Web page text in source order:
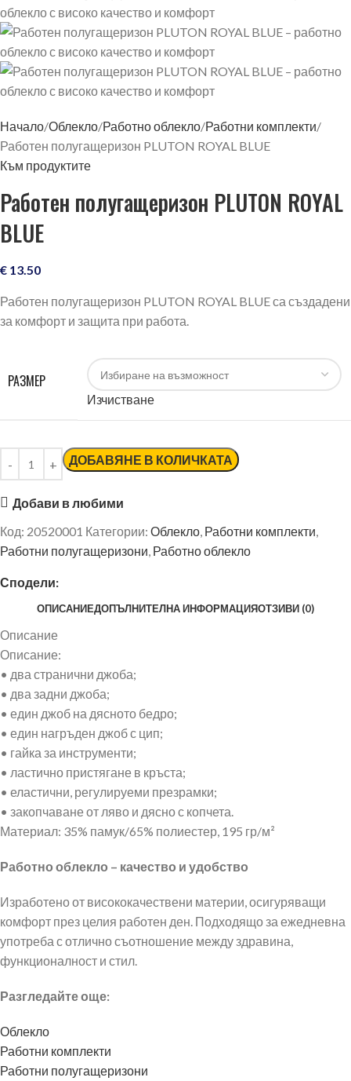
Начало Облекло Работно облекло Работни комплекти
Работен полугащеризон PLUTON ROYAL BLUE
Към продуктите
Работен полугащеризон PLUTON ROYAL
BLUE
€ 13.50
Работен полугащеризон PLUTON ROYAL BLUE са създадени
за комфорт и защита при работа.
РАЗМЕР
Изчистване
ДОБАВЯНЕ В КОЛИЧКАТА
Добави в любими
Код: 20520001 Категории: Облекло, Работни комплекти,
Работни полугащеризони, Работно облекло
Сподели:
ОПИСАНИЕДОПЪЛНИТЕЛНА ИНФОРМАЦИЯОТЗИВИ (0)
Описание
Описание:
• два странични джоба;
• два задни джоба;
• един джоб на дясното бедро;
• един нагръден джоб с цип;
• гайка за инструменти;
• ластично пристягане в кръста;
• еластични, регулируеми презрамки;
• закопчаване от ляво и дясно с копчета.
Материал: 35% памук/65% полиестер, 195 гр/м²
Работно облекло – качество и удобство
Изработено от висококачествени материи, осигуряващи
комфорт през целия работен ден. Подходящо за ежедневна
употреба с отлично съотношение между здравина,
функционалност и стил.
Разгледайте още:
Облекло
Работни комплекти
Работни полугащеризони